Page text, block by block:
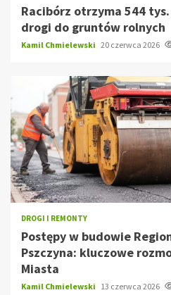
Racibórz otrzyma 544
drogi do gruntów rolnych
Kamil Chmielewski 20 czerwca 2026
DROGI I REMONTY
Postępy w budowie
Pszczyna: kluczowe
Miasta
Kamil Chmielewski 13 czerwca 2026